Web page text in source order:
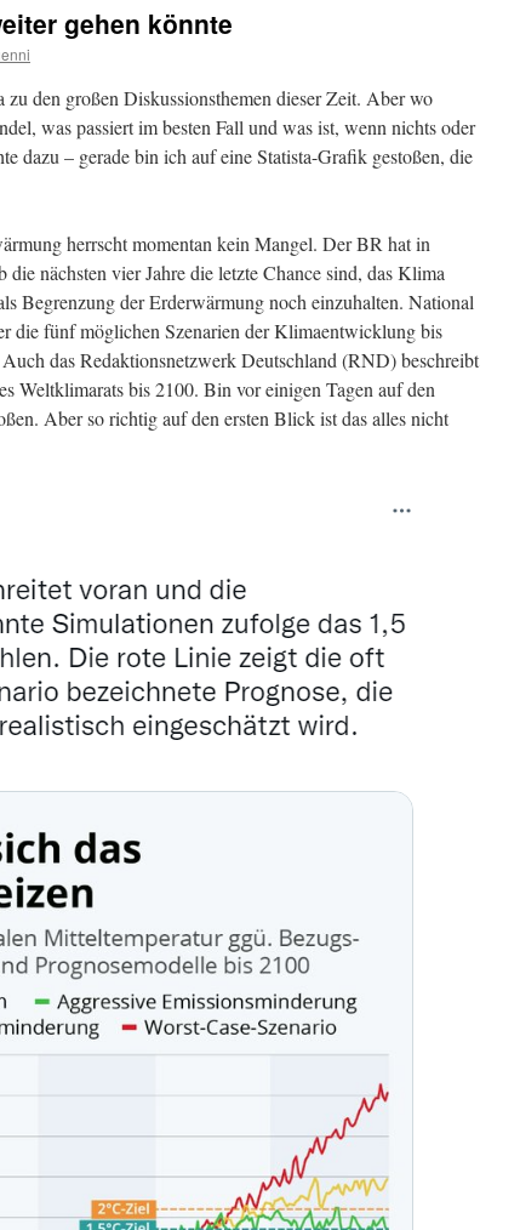
gehen könnte
den großen Diskussionsthemen dieser Zeit. Aber wo
was passiert im besten Fall und was ist, wenn nichts oder
dazu – gerade bin ich auf eine Statista-Grafik gestoßen, die
herrscht momentan kein Mangel. Der BR hat in
die nächsten vier Jahre die letzte Chance sind, das Klima
Begrenzung der Erderwärmung noch einzuhalten. National
die fünf möglichen Szenarien der Klimaentwicklung bis
das Redaktionsnetzwerk Deutschland (RND) beschreibt
Weltklimarats bis 2100. Bin vor einigen Tagen auf den
Aber so richtig auf den ersten Blick ist das alles nicht